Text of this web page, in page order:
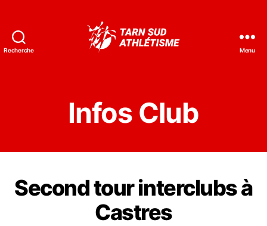
Recherche Menu
Infos Club
Second tour interclubs à
Castres